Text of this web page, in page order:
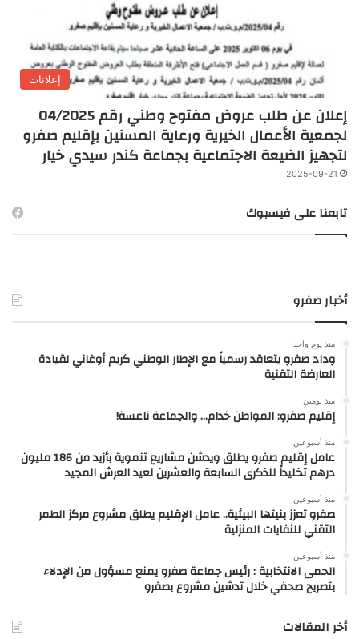
إعلانات
إعلان عن طلب عروض مفتوح وطني رقم 04/2025
لجمعية الأعمال الخيرية ورعاية المسنين بإقليم صفرو
لتجهيز الضيعة الاجتماعية بجماعة كندر سيدي خيار
2025-09-21
تابعنا على فيسبوك
أخبار صفرو
منذ يوم واحد
وداد صفرو يتعاقد رسمياً مع الإطار الوطني كريم أوغاني لقيادة
العارضة التقنية
منذ يومين
إقليم صفرو: المواطن خدام… والجماعة ناعسة!
منذ أسبوعين
عامل إقليم صفرو يطلق ويدشن مشاريع تنموية بأزيد من 186 مليون
درهم تخليداً للذكرى السابعة والعشرين لعيد العرش المجيد
منذ أسبوعين
صفرو تعزز بنيتها البيئية.. عامل الإقليم يطلق مشروع مركز الطمر
التقني للنفايات المنزلية
منذ أسبوعين
الحمى الانتخابية : رئيس جماعة صفرو يمنع مسؤول من الإدلاء
بتصريح صحفي خلال تدشين مشروع بصفرو
أخر المقالات